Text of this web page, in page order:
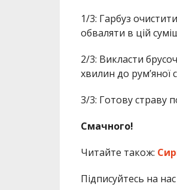
1/3: Гарбуз
обваляти в цій
2/3: Викласти
хвилин до рум’яної
3/3: Готову страву
Смачного!
Читайте також:
Підписуйтесь на